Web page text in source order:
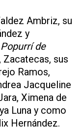
Ambriz, su
y
Popurrí de
Zacatecas, sus
Ramos,
Jacqueline
Ximena de
Luna y como
Hernández.